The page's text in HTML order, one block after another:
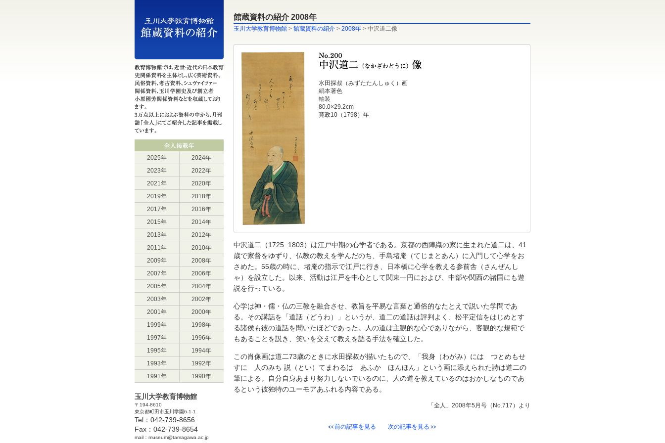
2025年
2024年
2023年
2022年
2021年
2020年
2019年
2018年
2017年
2016年
2015年
2014年
2013年
2012年
2011年
2010年
2009年
2008年
2007年
2006年
2005年
2004年
2003年
2002年
2001年
2000年
1999年
1998年
1997年
1996年
1995年
1994年
1993年
1992年
1991年
1990年
玉川大学教育博物館
〒194-8610
東京都町田市玉川学園6-1-1
Tel：042-739-8656
Fax：042-739-8654
mail：museum@tamagawa.ac.jp
館蔵資料の紹介 2008年
玉川大学教育博物館 > 館蔵資料の紹介 > 2008年 > 中沢道二像
水田探叔（みずたたんしゅく）画
絹本著色
軸装
80.0×29.2cm
寛政10（1798）年
中沢道二（1725−1803）は江戸中期の心学者である。京都の西陣織の家に生まれた道二は、41
歳で家督をゆずり、仏教の教えを学んだのち、手島堵庵（てじまとあん）に入門して心学をお
さめた。55歳の時に、堵庵の指示で江戸に行き、日本橋に心学を教える参前舎（さんぜんし
ゃ）を設立した。以来、活動は江戸を中心として関東一円におよび、中部や関西の諸国にも遊
説を行っている。
心学は神・儒・仏の三教を融合させ、教旨を平易な言葉と通俗的なたとえで説いた学問であ
る。その講話を「道話（どうわ）」というが、道二の道話は評判よく、松平定信をはじめとす
る諸侯も彼の道話を聞いたほどであった。人の道は主観的な心でありながら、客観的な規範で
もあることを説き、笑いを交えて教えを語る手法を確立した。
この肖像画は道二73歳のときに水田探叔が描いたもので、「我身（わがみ）には つとめもせ
すに 人のみち 説（とい）てまわるは あふか ほんほん」という画に添えられた詩は道二の
筆による。自分自身あまり努力しないでいるのに、人の道を教えているのはおかしなものであ
るという彼独特のユーモアあふれる内容である。
「全人」2008年5月号（No.717）より
前の記事を見る 次の記事を見る